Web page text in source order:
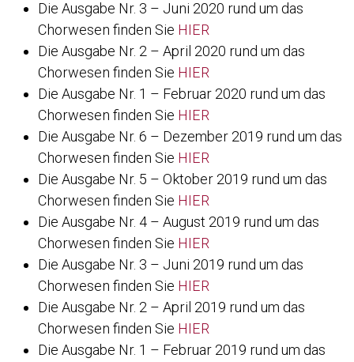
Die Ausgabe Nr. 3 – Juni 2020 rund um das
Chorwesen finden Sie HIER
Die Ausgabe Nr. 2 – April 2020 rund um das
Chorwesen finden Sie HIER
Die Ausgabe Nr. 1 – Februar 2020 rund um das
Chorwesen finden Sie HIER
Die Ausgabe Nr. 6 – Dezember 2019 rund um das
Chorwesen finden Sie HIER
Die Ausgabe Nr. 5 – Oktober 2019 rund um das
Chorwesen finden Sie HIER
Die Ausgabe Nr. 4 – August 2019 rund um das
Chorwesen finden Sie HIER
Die Ausgabe Nr. 3 – Juni 2019 rund um das
Chorwesen finden Sie HIER
Die Ausgabe Nr. 2 – April 2019 rund um das
Chorwesen finden Sie HIER
Die Ausgabe Nr. 1 – Februar 2019 rund um das